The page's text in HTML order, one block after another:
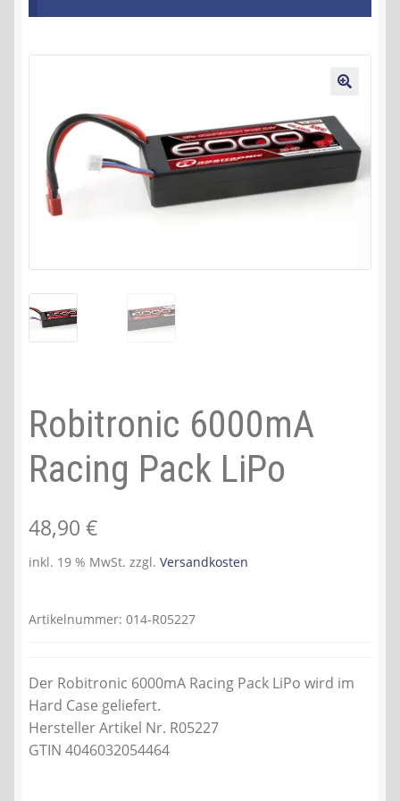
Kontakt
AGB
Widerrufsbelehrung
Datenschutzerklärung
Impressum
Robitronic 6000mA
Racing Pack LiPo
48,90 €
inkl. 19 % MwSt. zzgl. Versandkosten
Der Robitronic 6000mA Racing Pack LiPo wird im
Hard Case geliefert.
Hersteller Artikel Nr. R05227
GTIN 4046032054464
Artikelnummer: 014-R05227